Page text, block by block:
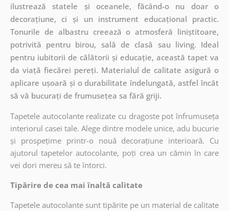
ilustrează statele și oceanele, făcând-o nu doar o
decorațiune, ci și un instrument educațional practic.
Tonurile de albastru creează o atmosferă liniștitoare,
potrivită pentru birou, sală de clasă sau living. Ideal
pentru iubitorii de călătorii și educație, această tapet va
da viață fiecărei pereți. Materialul de calitate asigură o
aplicare ușoară și o durabilitate îndelungată, astfel încât
să vă bucurați de frumusețea sa fără griji.
Tapetele autocolante realizate cu dragoste pot înfrumuseța
interiorul casei tale. Alege dintre modele unice, adu bucurie
și prospețime printr-o nouă decorațiune interioară. Cu
ajutorul tapetelor autocolante, poți crea un cămin în care
vei dori mereu să te întorci.
Tipărire de cea mai înaltă calitate
Tapetele autocolante sunt tipărite pe un material de calitate